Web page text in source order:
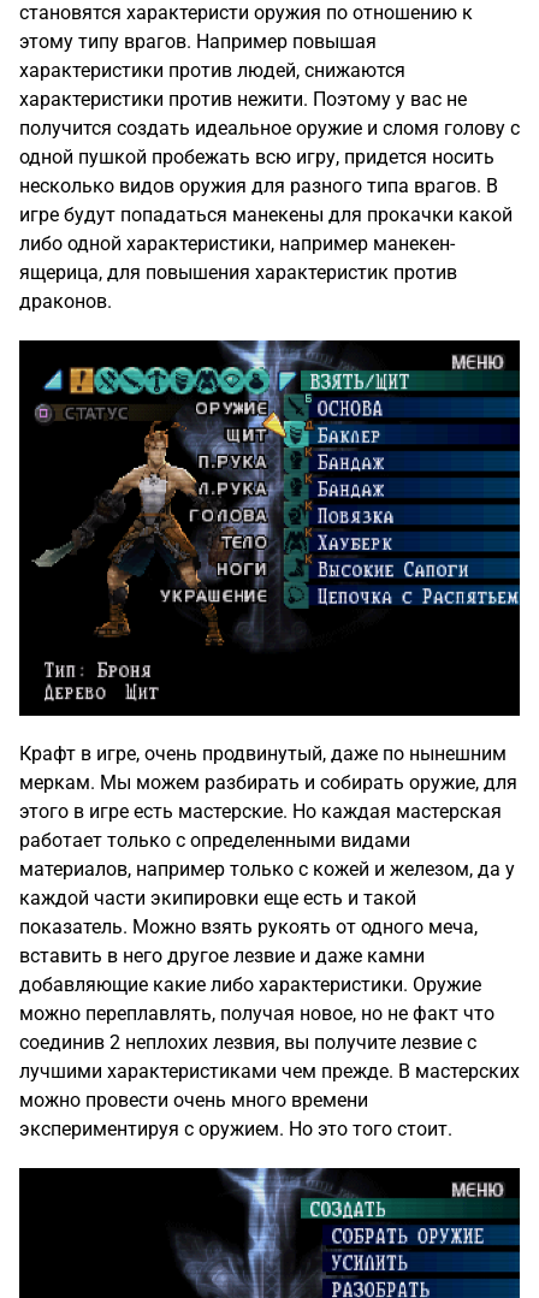
становятся характеристи оружия по отношению к
этому типу врагов. Например повышая
характеристики против людей, снижаются
характеристики против нежити. Поэтому у вас не
получится создать идеальное оружие и сломя голову с
одной пушкой пробежать всю игру, придется носить
несколько видов оружия для разного типа врагов. В
игре будут попадаться манекены для прокачки какой
либо одной характеристики, например манекен-
ящерица, для повышения характеристик против
драконов.
Крафт в игре, очень продвинутый, даже по нынешним
меркам. Мы можем разбирать и собирать оружие, для
этого в игре есть мастерские. Но каждая мастерская
работает только с определенными видами
материалов, например только с кожей и железом, да у
каждой части экипировки еще есть и такой
показатель. Можно взять рукоять от одного меча,
вставить в него другое лезвие и даже камни
добавляющие какие либо характеристики. Оружие
можно переплавлять, получая новое, но не факт что
соединив 2 неплохих лезвия, вы получите лезвие с
лучшими характеристиками чем прежде. В мастерских
можно провести очень много времени
экспериментируя с оружием. Но это того стоит.